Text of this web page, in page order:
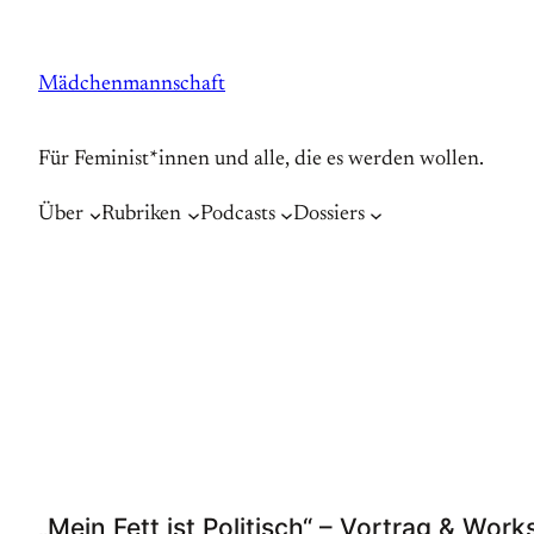
springen
Mädchenmannschaft
Für Feminist*innen und alle, die es werden wollen.
Über Rubriken Podcasts Dossiers
„Mein Fett ist Politisch“ – Vortrag &